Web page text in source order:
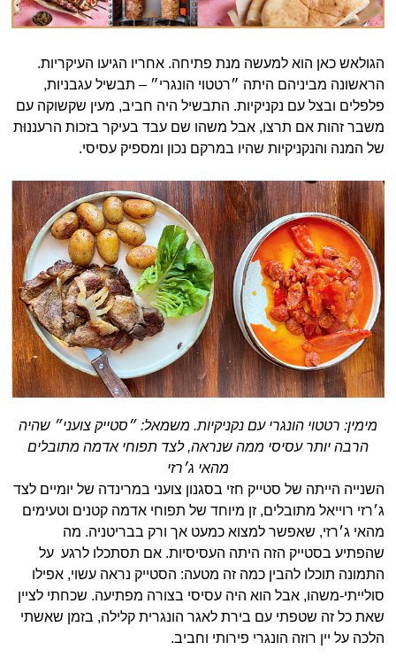
הגולאש כאן הוא למעשה מנת פתיחה. אחריו הגיעו העיקריות.
הראשונה מביניהם היתה ״רטטוי הונגרי״ – תבשיל עגבניות,
פלפלים ובצל עם נקניקיות. התבשיל היה חביב, מעין שקשוקה עם
משבר זהות אם תרצו, אבל משהו שם עבד בעיקר בזכות הרעננוּת
של המנה והנקניקיות שהיו במרקם נכון ומספיק עסיסי.
מימין: רטטוי הונגרי עם נקניקיות. משמאל: ״סטייק צועני״ שהיה
הרבה יותר עסיסי ממה שנראה, לצד תפוחי אדמה מתובלים
מהאי ג׳רזי
השנייה הייתה של סטייק חזי בסגנון צועני במרינדה של יומיים לצד
ג׳רזי רוייאל מתובלים, זן מיוחד של תפוחי אדמה קטנים וטעימים
מהאי ג׳רזי, שאפשר למצוא כמעט אך ורק בבריטניה. מה
שהפתיע בסטייק הזה היתה העסיסיות. אם תסתכלו לרגע על
התמונה תוכלו להבין כמה זה מטעה: הסטייק נראה עשוי, אפילו
סולייתי-משהו, אבל הוא היה עסיסי בצורה מפתיעה. שכחתי לציין
שאת כל זה שטפתי עם בירת לאגר הונגרית קלילה, בזמן שאשתי
הלכה על יין רוזה הונגרי פירותי וחביב.